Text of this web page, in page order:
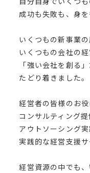
成功も失敗も、身を
いくつもの新事業
いくつもの会社の
「強い会社を創る
たどり着きました。
経営者の皆様のお
コンサルティング提
アウトソーシング実
実践的な経営支援サ
経営資源の中でも